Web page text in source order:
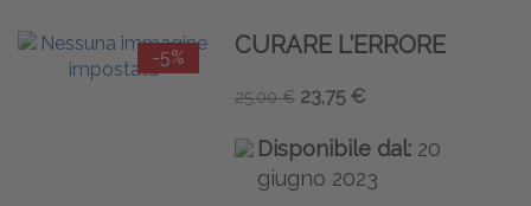
-5% CURARE L’ERRORE
25,00 € 23,75 €
Disponibile dal: 20
giugno 2023